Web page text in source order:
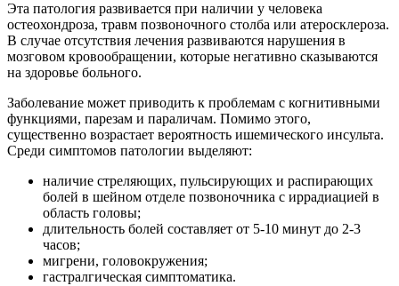
Эта патология развивается при наличии у человека
остеохондроза, травм позвоночного столба или атеросклероза.
В случае отсутствия лечения развиваются нарушения в
мозговом кровообращении, которые негативно сказываются
на здоровье больного.
Заболевание может приводить к проблемам с когнитивными
функциями, парезам и параличам. Помимо этого,
существенно возрастает вероятность ишемического инсульта.
Среди симптомов патологии выделяют:
наличие стреляющих, пульсирующих и распирающих
болей в шейном отделе позвоночника с иррадиацией в
область головы;
длительность болей составляет от 5-10 минут до 2-3
часов;
мигрени, головокружения;
гастралгическая симптоматика.